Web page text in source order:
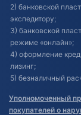
2) банковской
экспедитору;
3) банковской
режиме «онлайн»;
4) оформление
лизинг;
5) безналичный
Уполномоченный
покупателей о